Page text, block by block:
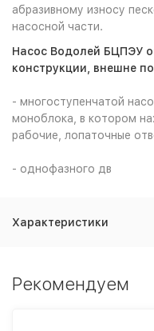
абразивному износу
насосной части.
Насос Водолей БЦПЭУ
конструкции, внешне
- многоступенчатой
моноблока, в котором
рабочие, лопаточные
- однофазного дв
Характеристики
Рекомендуем